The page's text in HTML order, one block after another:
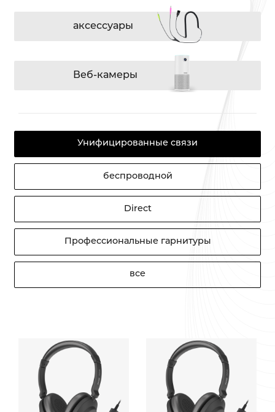
аксессуары
Веб-камеры
Унифицированные связи
беспроводной
Direct
Профессиональные гарнитуры
все